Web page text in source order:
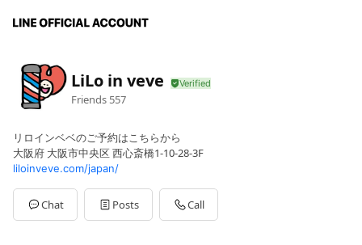
LiLo in veve
Friends 557
リロインベベのご予約はこちらから
大阪府 大阪市中央区 西心斎橋1-10-28-3F
liloinveve.com/japan/
Chat Posts Call